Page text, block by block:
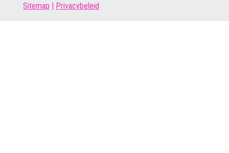
Sitemap | Privacybeleid